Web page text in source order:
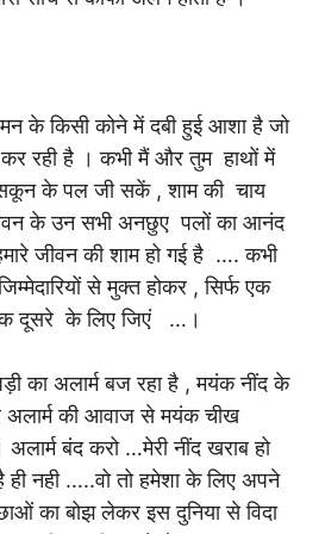
किसी कोने में दबी हुई आशा है जो
कर रही है । कभी मैं और तुम हाथों में
के पल जी सकें , शाम की चाय
के उन सभी अनछुए पलों का आनंद
जीवन की शाम हो गई है …. कभी
से मुक्त होकर , सिर्फ एक
दूसरे के लिए जिएं …।
का अलार्म बज रहा है , मयंक नींद के
की आवाज से मयंक चीख
बंद करो …मेरी नींद खराब हो
ही नही …..वो तो हमेशा के लिए अपने
का बोझ लेकर इस दुनिया से विदा